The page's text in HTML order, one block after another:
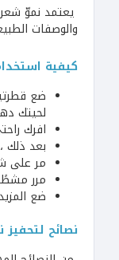
يعتمد نموّ
والوصفات
كيفية
ضع
لحيتك
افرك
بعد ذلك
مر على
مرر
ضع
نصائح